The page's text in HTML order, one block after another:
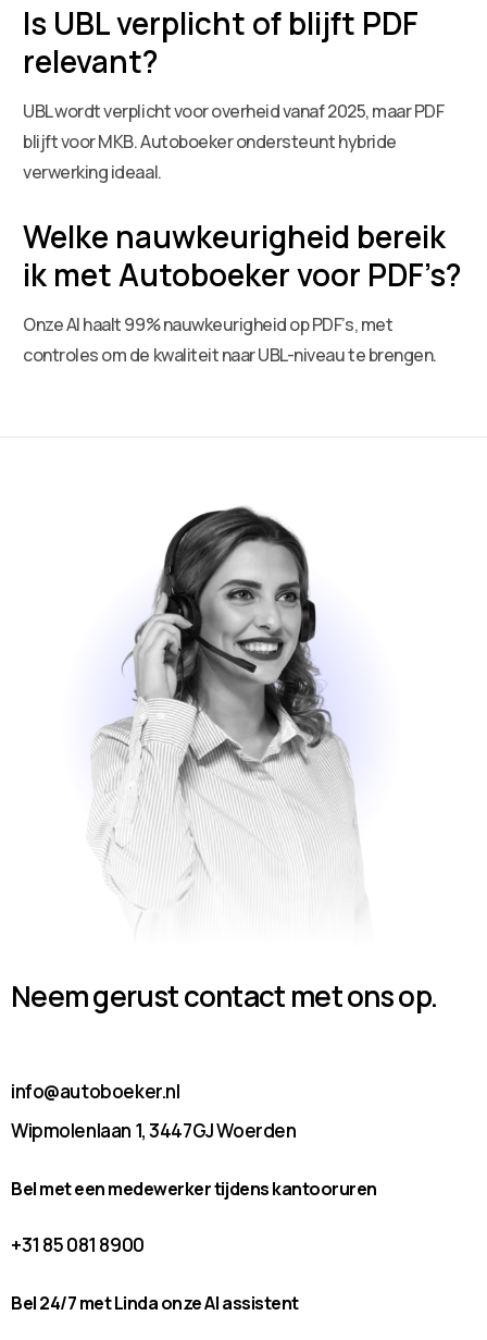
Is UBL verplicht of blijft PDF
relevant?
UBL wordt verplicht voor overheid vanaf 2025, maar PDF
blijft voor MKB. Autoboeker ondersteunt hybride
verwerking ideaal.
Welke nauwkeurigheid bereik
ik met Autoboeker voor PDF’s?
Onze AI haalt 99% nauwkeurigheid op PDF’s, met
controles om de kwaliteit naar UBL-niveau te brengen.
Neem gerust contact met ons op.
info@autoboeker.nl
Wipmolenlaan 1, 3447GJ Woerden
Bel met een medewerker tijdens kantooruren
+31 85 081 8900
Bel 24/7 met Linda onze AI assistent